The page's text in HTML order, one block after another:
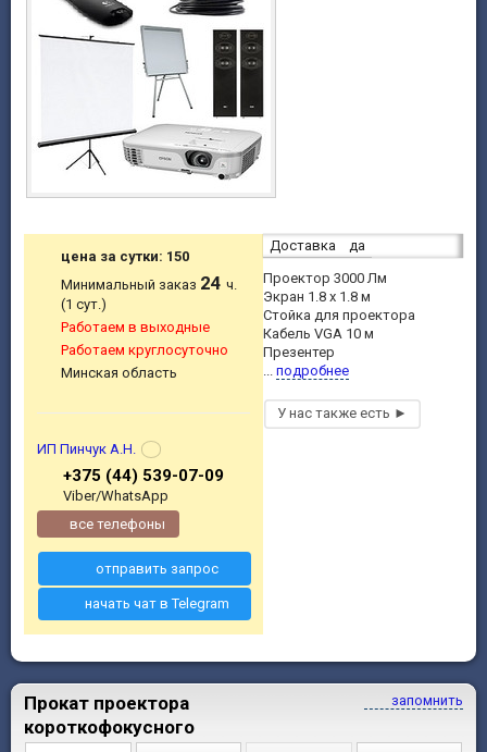
Доставка
да
Проектор 3000 Лм
Экран 1.8 х 1.8 м
Стойка для проектора
Кабель VGA 10 м
Презентер
подробнее
цена за сутки: 150
Минимальный заказ 24ч.
(1 сут.)
Работаем в выходные
Работаем круглосуточно
Минская область
ИП Пинчук А.Н.
+375 (44) 539-07-09
Viber/WhatsApp
все телефоны
отправить запрос
начать чат в Telegram
запомнить
Прокат проектора
короткофокусного